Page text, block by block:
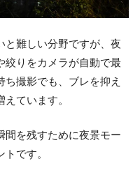
と難しい分野ですが、夜
絞りをカメラが自動で最
撮影でも、ブレを抑え
ています。
間を残すために夜景モー
です。